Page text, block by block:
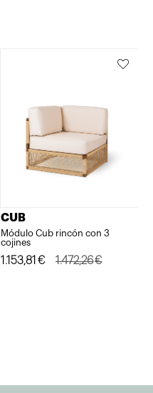
CUB
Módulo Cub rincón con 3
cojines
1.472,26€
El
1.153,81 €
El